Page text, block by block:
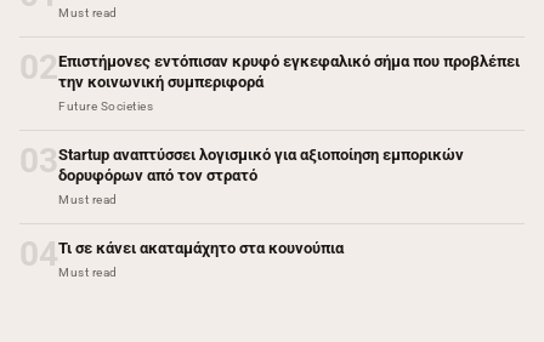
Must read
02Επιστήμονες εντόπισαν κρυφό εγκεφαλικό σήμα που προβλέπει
την κοινωνική συμπεριφορά
Future Societies
03Startup αναπτύσσει λογισμικό για αξιοποίηση εμπορικών
δορυφόρων από τον στρατό
Must read
04Τι σε κάνει ακαταμάχητο στα κουνούπια
Must read